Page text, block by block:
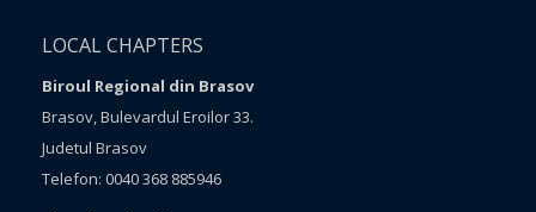
LOCAL CHAPTERS
Biroul Regional din Brasov
Brasov, Bulevardul Eroilor 33.
Judetul Brasov
Telefon: 0040 368 885946